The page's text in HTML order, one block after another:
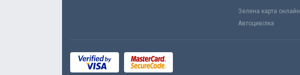
Зелена карта онлайн
Автоцивілка